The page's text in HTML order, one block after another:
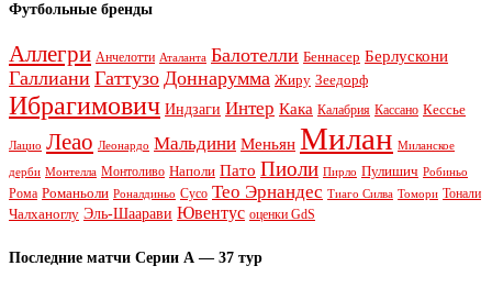
Футбольные бренды
Аллегри Анчелотти Аталанта Балотелли Беннасер Берлускони
Галлиани Гаттузо Доннарумма Жиру Зеедорф
Ибрагимович Индзаги Интер Кака Калабрия Кассано Кессье
Лацио Леао Леонардо Мальдини Меньян Милан Миланское
дерби Монтелла Монтоливо Наполи Пато Пиоли Пирло Пулишич Робиньо
Рома Романьоли Роналдиньо Сусо Тео Эрнандес Тиаго Силва Томори Тонали
Чалханоглу Эль-Шаарави Ювентус оценки GdS
Последние матчи Серии А — 37 тур